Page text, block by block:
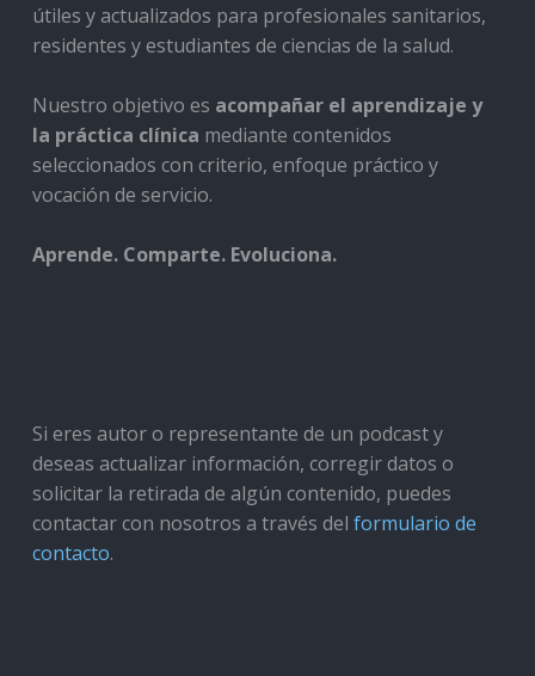
útiles y actualizados para profesionales sanitarios,
residentes y estudiantes de ciencias de la salud.
Nuestro objetivo es acompañar el aprendizaje y
la práctica clínica mediante contenidos
seleccionados con criterio, enfoque práctico y
vocación de servicio.
Aprende. Comparte. Evoluciona.
Si eres autor o representante de un podcast y
deseas actualizar información, corregir datos o
solicitar la retirada de algún contenido, puedes
contactar con nosotros a través del formulario de
contacto.